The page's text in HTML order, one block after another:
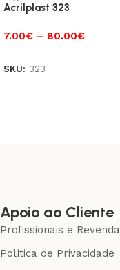
Acrilplast 323
7.00€ – 80.00€
SKU: 323
Apoio ao Cliente
Profissionais e Revenda
Política de Privacidade